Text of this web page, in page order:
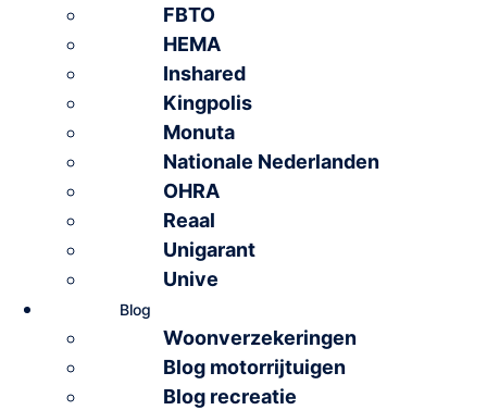
FBTO
HEMA
Inshared
Kingpolis
Monuta
Nationale Nederlanden
OHRA
Reaal
Unigarant
Unive
Blog
Woonverzekeringen
Blog motorrijtuigen
Blog recreatie